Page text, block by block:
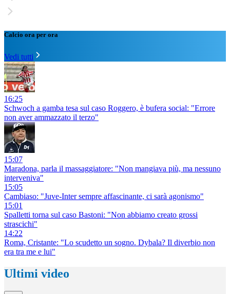
Calcio ora per ora
Vedi tutti
16:25
Schwoch a gamba tesa sul caso Roggero, è bufera social: "Errore
non aver ammazzato il terzo"
15:07
Maradona, parla il massaggiatore: "Non mangiava più, ma nessuno
interveniva"
15:05
Cambiaso: "Juve-Inter sempre affascinante, ci sarà agonismo"
15:01
Spalletti torna sul caso Bastoni: "Non abbiamo creato grossi
strascichi"
14:22
Roma, Cristante: "Lo scudetto un sogno. Dybala? Il diverbio non
era tra me e lui"
Ultimi video